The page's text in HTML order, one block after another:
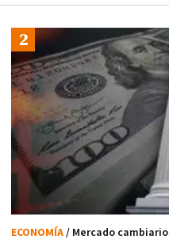
ECONOMÍA/ Mercado cambiario